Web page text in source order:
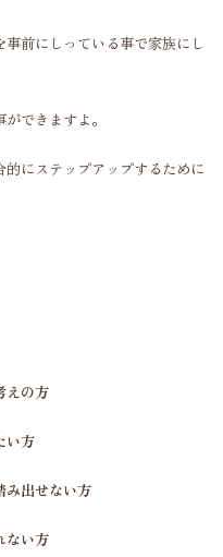
前にしっている事で家族にし
できますよ。
的にステップアップするために
えの方
い方
み出せない方
ない方